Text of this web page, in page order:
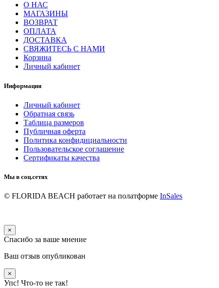
О НАС
МАГАЗИНЫ
ВОЗВРАТ
ОПЛАТА
ДОСТАВКА
СВЯЖИТЕСЬ С НАМИ
Корзина
Личный кабинет
Информация
Личный кабинет
Обратная связь
Таблица размеров
Публичная оферта
Политика конфидициальности
Пользовательское соглашение
Сертификаты качества
Мы в соц.сетях
© FLORIDA BEACH работает на полатформе InSales
×
Спасибо за ваше мнение
Ваш отзыв опубликован
×
Упс! Что-то не так!